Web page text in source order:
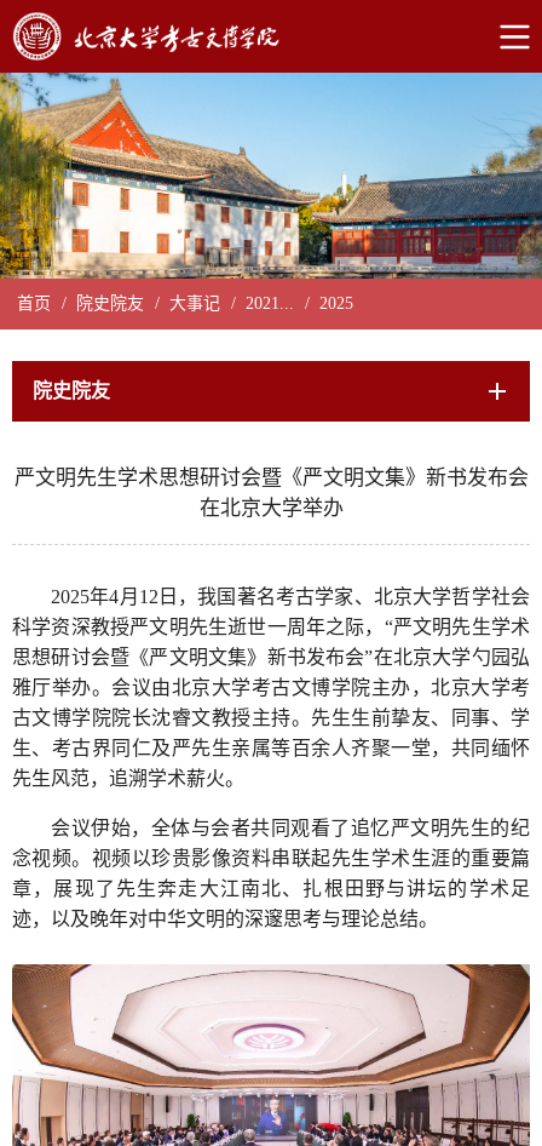
首页 / 院史院友 / 大事记 / 2021... / 2025
院史院友
严文明先生学术思想研讨会暨《严文明文集》新书发布会
在北京大学举办
2025年4月12日，我国著名考古学家、北京大学哲学社会
科学资深教授严文明先生逝世一周年之际，“严文明先生学术
思想研讨会暨《严文明文集》新书发布会”在北京大学勺园弘
雅厅举办。会议由北京大学考古文博学院主办，北京大学考
古文博学院院长沈睿文教授主持。先生生前挚友、同事、学
生、考古界同仁及严先生亲属等百余人齐聚一堂，共同缅怀
先生风范，追溯学术薪火。
会议伊始，全体与会者共同观看了追忆严文明先生的纪
念视频。视频以珍贵影像资料串联起先生学术生涯的重要篇
章，展现了先生奔走大江南北、扎根田野与讲坛的学术足
迹，以及晚年对中华文明的深邃思考与理论总结。